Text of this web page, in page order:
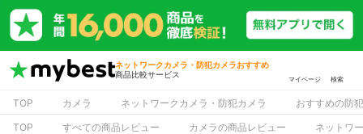
ネットワークカメラ・防犯カメラおすすめ
商品比較サービス
マイページ 検索
TOP カメラ ネットワークカメラ・防犯カメラ
おすすめの防
TOP
すべての商品レビュー カメラの商品レビュー ネットワ